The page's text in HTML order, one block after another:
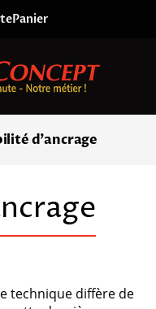
Panier
d’ancrage
technique diffère de